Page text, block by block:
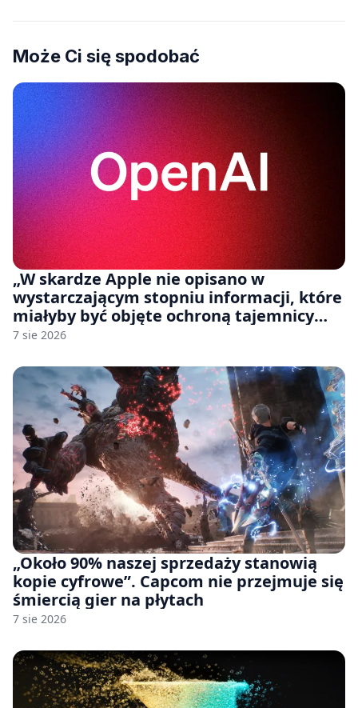
Może Ci się spodobać
„W skardze Apple nie opisano w
wystarczającym stopniu informacji, które
miałyby być objęte ochroną tajemnicy
handlowej”. OpenAI żąda odrzucenia
7 sie 2026
„Około 90% naszej sprzedaży stanowią
kopie cyfrowe”. Capcom nie przejmuje się
śmiercią gier na płytach
7 sie 2026